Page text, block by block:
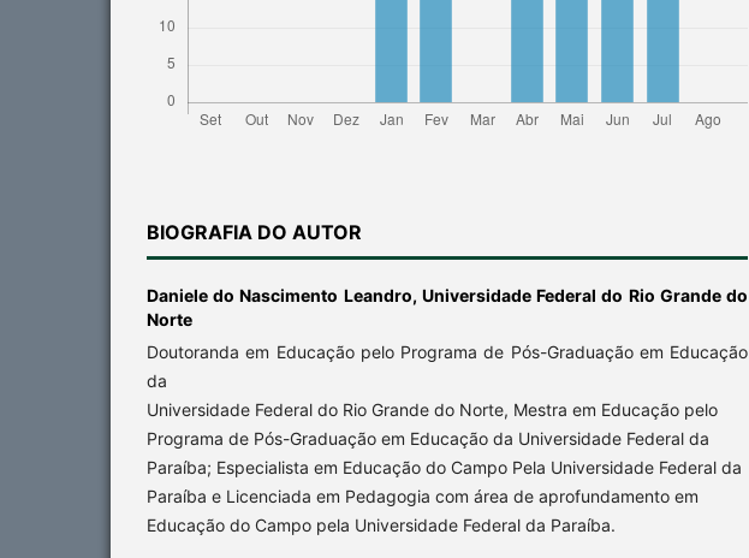
BIOGRAFIA DO AUTOR
Daniele do Nascimento Leandro, Universidade Federal do Rio Grande do
Norte
Doutoranda em Educação pelo Programa de Pós-Graduação em Educação
da
Universidade Federal do Rio Grande do Norte, Mestra em Educação pelo
Programa de Pós-Graduação em Educação da Universidade Federal da
Paraíba; Especialista em Educação do Campo Pela Universidade Federal da
Paraíba e Licenciada em Pedagogia com área de aprofundamento em
Educação do Campo pela Universidade Federal da Paraíba.